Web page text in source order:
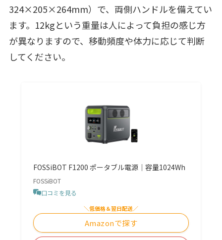
324×205×264mm）で、両側ハンドルを備えてい
ます。12kgという重量は人によって負担の感じ方
が異なりますので、移動頻度や体力に応じて判断
してください。
FOSSiBOT F1200 ポータブル電源｜容量1024Wh
FOSSiBOT
口コミを見る
＼低価格＆翌日配送／
Amazonで探す